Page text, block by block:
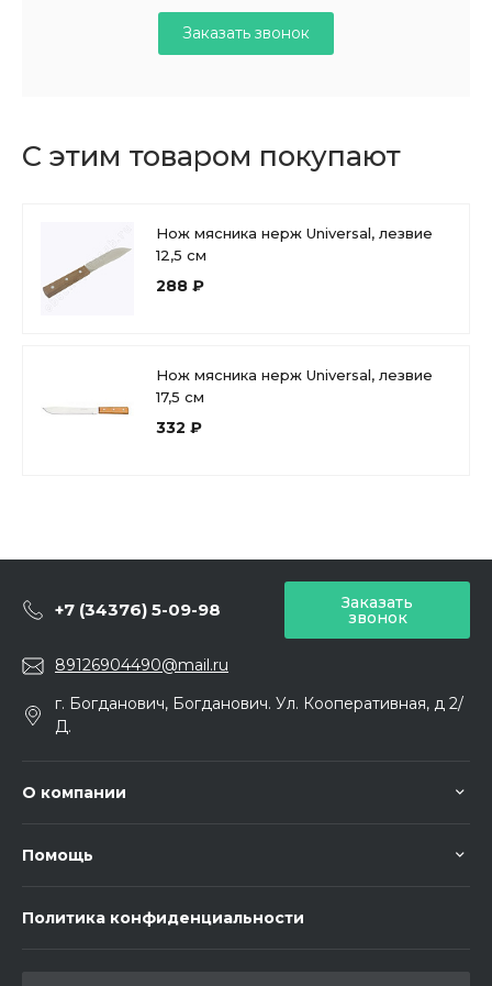
Заказать звонок
С этим товаром покупают
Нож мясника нерж Universal, лезвие
12,5 см
288 ₽
Нож мясника нерж Universal, лезвие
17,5 см
332 ₽
+7 (34376) 5-09-98 Заказать
звонок
89126904490@mail.ru
г. Богданович, Богданович. Ул. Кооперативная, д 2/
Д.
О компании
Помощь
Политика конфиденциальности